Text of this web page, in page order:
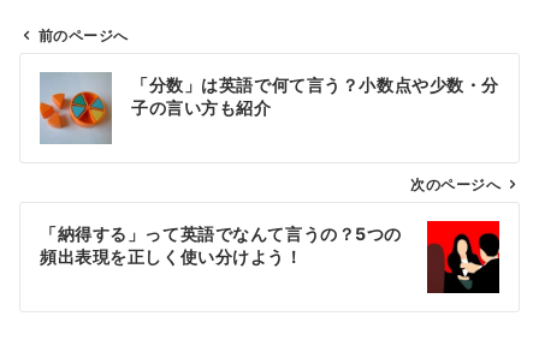
ビ
ン
前のページへ
「分数」は英語で何て言う？小数点や少数・分
子の言い方も紹介
次のページへ
「納得する」って英語でなんて言うの？5つの
頻出表現を正しく使い分けよう！